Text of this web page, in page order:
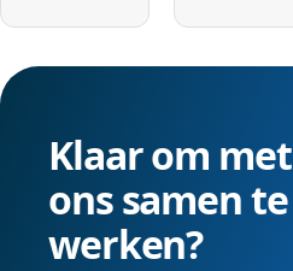
Klaar om met
ons samen te
werken?